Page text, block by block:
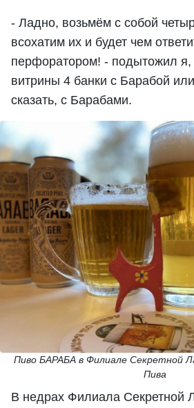
- Ладно, возьмём с собой
всохатим их и будет чем
перфоратором! - подытожил я,
витрины 4 банки с Барабой
сказать, с Барабами.
Пиво БАРАБА в Филиале Секретной
Пива
В недрах Филиала Секретной